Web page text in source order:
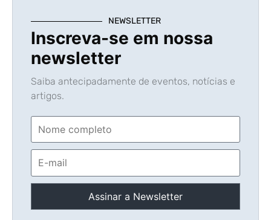
NEWSLETTER
Inscreva-se em nossa
newsletter
Saiba antecipadamente de eventos, notícias e
artigos.